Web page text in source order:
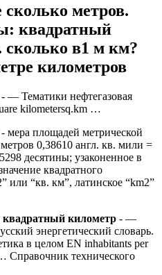
метров.
квадратный
сколько в1 м км?
километров
- — Тематики нефтегазовая
kilometersq.km …
- мера площадей метрической
0,38610 англ. кв. мили =
десятины; узаконенное в
квадратного
или “кв. км”, латинское “km2”
квадратный километр - —
энергетический словарь.
в целом EN inhabitants per
Справочник технического